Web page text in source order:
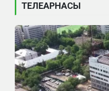
ТЕЛЕАРНАСЫ